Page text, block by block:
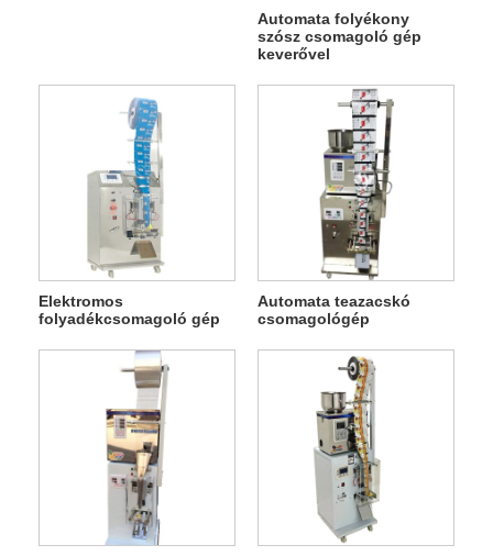
Automata folyékony
szósz csomagoló gép
keverővel
Elektromos
folyadékcsomagoló gép
Automata teazacskó
csomagológép